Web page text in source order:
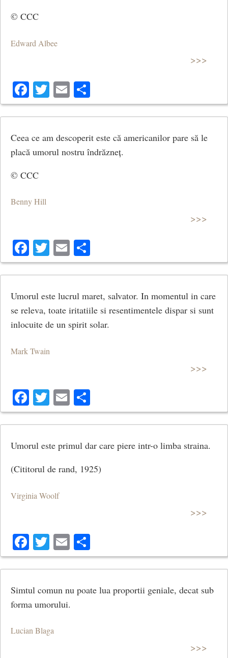
© CCC
Edward Albee
>>>
Facebook
Twitter
Email
Ceea ce am descoperit este că americanilor pare să le
placă umorul nostru îndrăzneț.
© CCC
Benny Hill
>>>
Facebook
Twitter
Email
Umorul este lucrul maret, salvator. In momentul in care
se releva, toate iritatiile si resentimentele dispar si sunt
inlocuite de un spirit solar.
Mark Twain
>>>
Facebook
Twitter
Email
Umorul este primul dar care piere intr-o limba straina.
(Cititorul de rand, 1925)
Virginia Woolf
>>>
Facebook
Twitter
Email
Simtul comun nu poate lua proportii geniale, decat sub
forma umorului.
Lucian Blaga
>>>